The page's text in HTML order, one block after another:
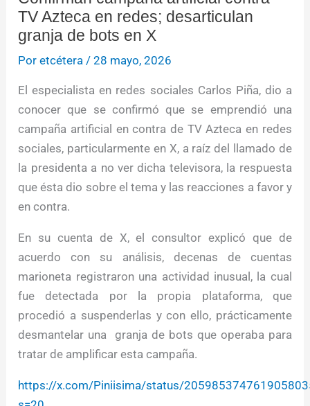
TV Azteca en redes; desarticulan
granja de bots en X
Poretcétera /28 mayo, 2026
El especialista en redes sociales Carlos Piña, dio a
conocer que se confirmó que se emprendió una
campaña artificial en contra de TV Azteca en redes
sociales, particularmente en X, a raíz del llamado de
la presidenta a no ver dicha televisora, la respuesta
que ésta dio sobre el tema y las reacciones a favor y
en contra.
En su cuenta de X, el consultor explicó que de
acuerdo con su análisis, decenas de cuentas
marioneta registraron una actividad inusual, la cual
fue detectada por la propia plataforma, que
procedió a suspenderlas y con ello, prácticamente
desmantelar una granja de bots que operaba para
tratar de amplificar esta campaña.
https://x.com/Piniisima/status/